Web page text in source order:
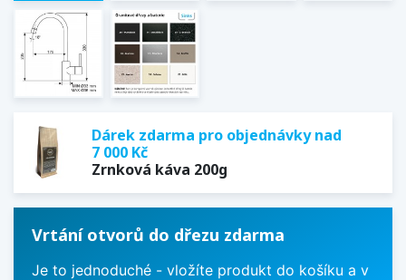
Dárek zdarma pro objednávky nad
7 000 Kč
Zrnková káva 200g
Vrtání otvorů do dřezu zdarma
Je to jednoduché - vložíte produkt do košíku a v